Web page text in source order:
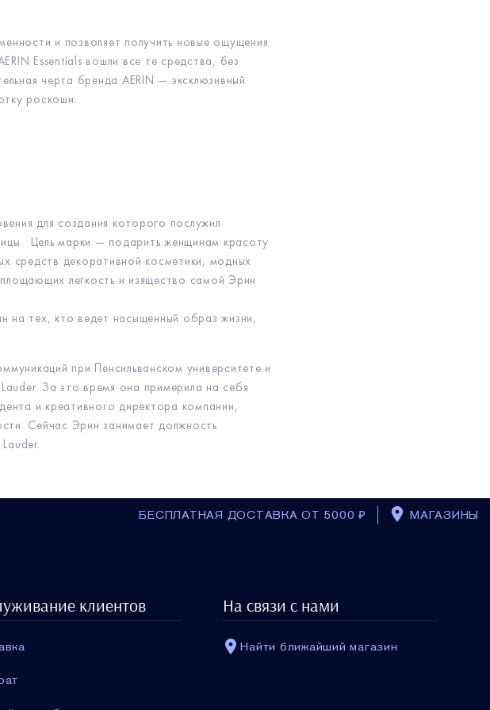
и позволяет получить новые ощущения
Essentials вошли все те средства, без
черта бренда AERIN — эксклюзивный
роскоши.
для создания которого послужил
Цель марки — подарить женщинам красоту
средств декоративной косметики, модных
легкость и изящество самой Эрин
на тех, кто ведет насыщенный образ жизни,
при Пенсильванском университете и
За это время она примерила на себя
и креативного директора компании,
Сейчас Эрин занимает должность
БЕСПЛАТНАЯ ДОСТАВКА ОТ 5000 ₽ МАГАЗИНЫ
клиентов На связи с нами
Найти ближайший магазин